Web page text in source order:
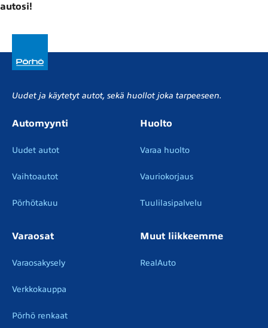
autosi!
Uudet ja käytetyt autot, sekä huollot joka tarpeeseen.
Automyynti
Uudet autot
Vaihtoautot
Pörhötakuu
Huolto
Varaa huolto
Vauriokorjaus
Tuulilasipalvelu
Varaosat
Varaosakysely
Verkkokauppa
Pörhö renkaat
Muut liikkeemme
RealAuto